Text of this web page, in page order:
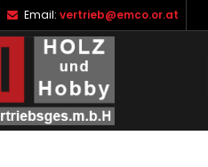
Email: vertrieb@emco.or.at